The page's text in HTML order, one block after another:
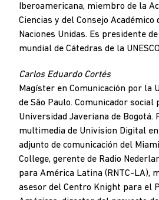
Iberoamericana, miembro de la
Ciencias y del Consejo Académico
Naciones Unidas. Es presidente de
mundial de Cátedras de la
Carlos Eduardo Cortés
Magíster en Comunicación por la
de São Paulo. Comunicador
Universidad Javeriana de Bogotá.
multimedia de Univision Digital
adjunto de comunicación del
College, gerente de Radio
para América Latina (RNTC-LA),
asesor del Centro Knight para el